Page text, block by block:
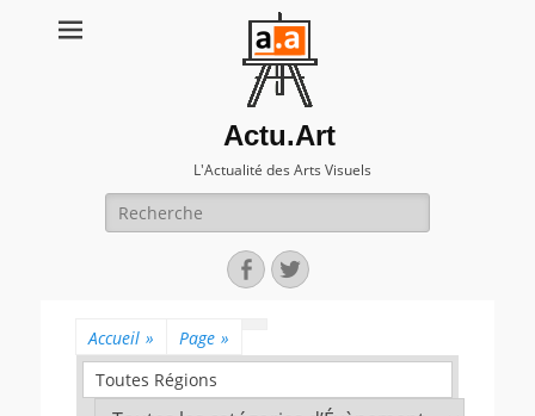
Actu.Art
L'Actualité des Arts Visuels
Recherche
pour:
Facebook
Twitter
Accueil » Page »
Toutes Régions